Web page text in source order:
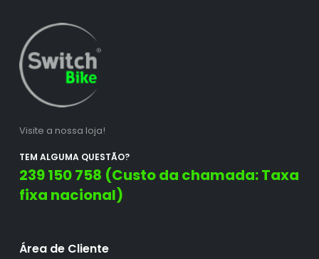
Visite a nossa loja!
TEM ALGUMA QUESTÃO?
239 150 758 (Custo da chamada: Taxa
fixa nacional)
Área de Cliente